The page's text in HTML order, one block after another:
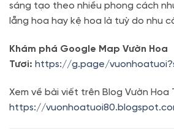
sáng tạo theo nhiều phong cách
lẵng hoa hay kệ hoa là tuỳ do nhu
Khám phá Google Map Vườn Hoa
Tươi: https://g.page/
Xem về bài viết trên Blog Vườn Hoa
https://